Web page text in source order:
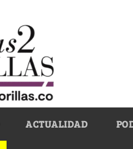
ACTUALIDAD